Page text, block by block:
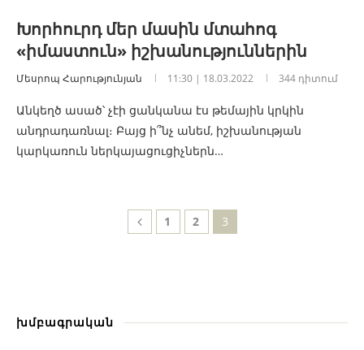
Խորհուրդ մեր մասին մտահոգ
«իմաստուն» իշխանություններին
Մեսրոպ Հարությունյան 11:30 | 18.03.2022 344 դիտում
Անկեղծ ասած՝ չէի ցանկանա էս թեմային կրկին
անդրադառնալ։ Բայց ի՞նչ անեմ, իշխանության
կարկառուն ներկայացուցիչներն…
1 2 3
խմբագրական